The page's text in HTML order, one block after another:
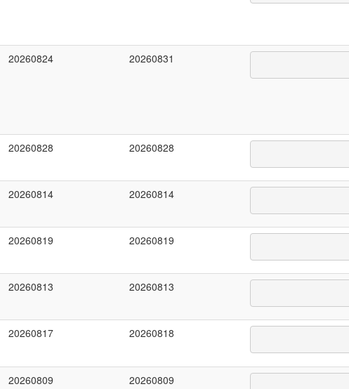
20260824 20260831
20260828 20260828
20260814 20260814
20260819 20260819
20260813 20260813
20260817 20260818
20260809 20260809